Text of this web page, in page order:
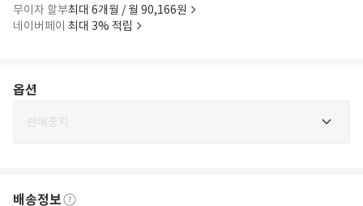
무이자 할부최대 6개월 / 월 90,166원
네이버페이 최대 3% 적립
옵션
판매중지
배송정보